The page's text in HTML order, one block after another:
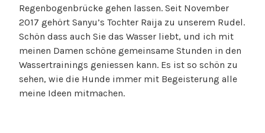
Regenbogenbrücke gehen lassen. Seit November
2017 gehört Sanyu’s Tochter Raija zu unserem Rudel.
Schön dass auch Sie das Wasser liebt, und ich mit
meinen Damen schöne gemeinsame Stunden in den
Wassertrainings geniessen kann. Es ist so schön zu
sehen, wie die Hunde immer mit Begeisterung alle
meine Ideen mitmachen.